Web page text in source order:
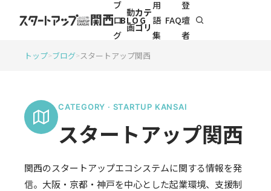
BLOG
ブ
ロ
グ
動
画
カテ
ゴリ
用
語
集
FAQ
登
壇
者
トップ>ブログ>スタートアップ関西
CATEGORY · STARTUP KANSAI
スタートアップ関西
関西のスタートアップエコシステムに関する情報を発
信。大阪・京都・神戸を中心とした起業環境、支援制